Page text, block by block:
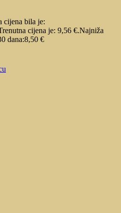
cijena bila je:
cijena je: 9,56 €.Najniža
dana:8,50 €